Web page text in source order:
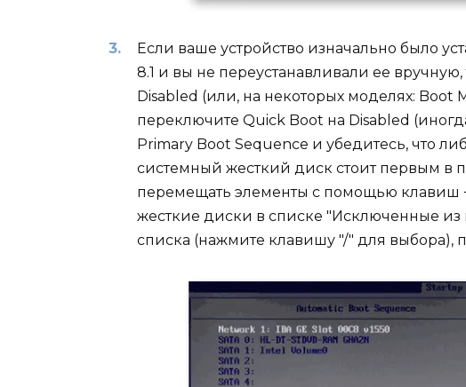
Если ваше устройство изначально было
8.1 и вы не переустанавливали ее
Disabled (или, на некоторых моделях: Boot
переключите Quick Boot на Disabled
Primary Boot Sequence и убедитесь, что
системный жесткий диск стоит первым в
перемещать элементы с помощью клавиш
жесткие диски в списке "Исключенные из
списка (нажмите клавишу "/" для выбора),